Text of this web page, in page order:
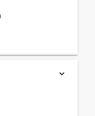
keyboard_arrow_down